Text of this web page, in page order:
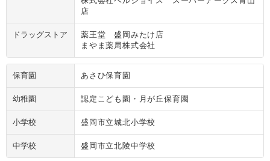
店
ドラッグストア
薬王堂 盛岡みたけ店
まやま薬局株式会社
保育園 あさひ保育園
幼稚園 認定こども園・月が丘保育園
小学校 盛岡市立城北小学校
中学校 盛岡市立北陵中学校